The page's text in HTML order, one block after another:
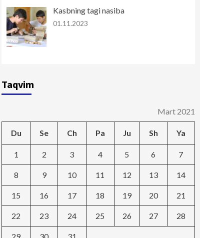
Kasbning tagi nasiba
01.11.2023
Taqvim
Mart 2021
Du Se Ch Pa Ju Sh Ya
1 2 3 4 5 6 7
8 9 10 11 12 13 14
15 16 17 18 19 20 21
22 23 24 25 26 27 28